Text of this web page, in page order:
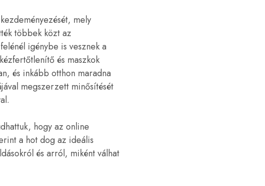
mely
többek közt az
igénybe is vesznek a
és maszkok
és inkább otthon maradna
megszerzett minősítését
hogy az online
a hot dog az ideális
és arról, miként válhat